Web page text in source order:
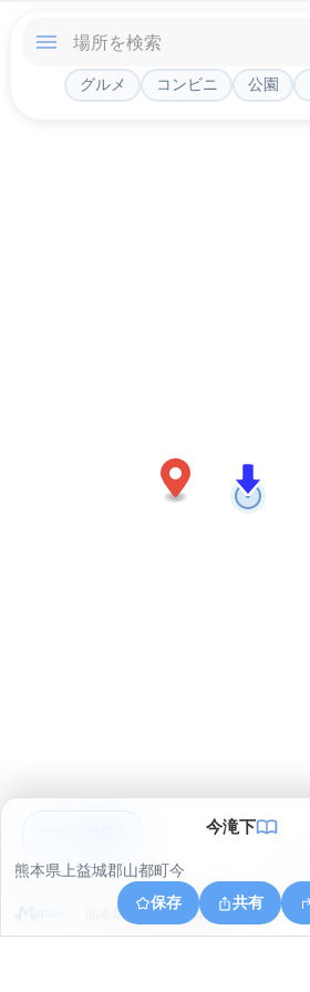
グルメ コンビニ 公園
今滝下
熊本県上益城郡山都町今
保存
共有
熊本県上益城郡山都町長崎